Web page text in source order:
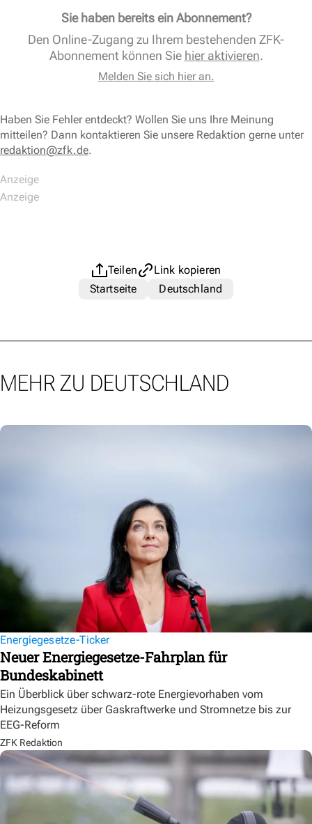
Sie haben bereits ein Abonnement?
Den Online-Zugang zu Ihrem bestehenden ZFK-
Abonnement können Sie hier aktivieren.
Melden Sie sich hier an.
Haben Sie Fehler entdeckt? Wollen Sie uns Ihre Meinung
mitteilen? Dann kontaktieren Sie unsere Redaktion gerne unter
redaktion@zfk.de.
Teilen
Link kopieren
Startseite
Deutschland
MEHR ZU DEUTSCHLAND
Energiegesetze-Ticker
Neuer Energiegesetze-Fahrplan für
Bundeskabinett
Ein Überblick über schwarz-rote Energievorhaben vom
Heizungsgesetz über Gaskraftwerke und Stromnetze bis zur
EEG-Reform
ZFK Redaktion